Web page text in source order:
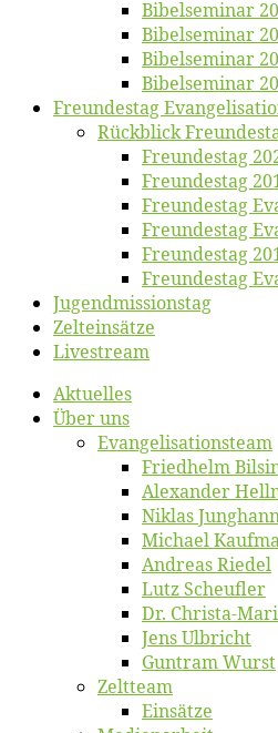
Bi­bel­se­mi­nar
Bi­bel­se­mi­nar
Bibelsemi­nar
Bibelsemi­nar
Freun­des­tag
Rück­blick
Freun­des­tag
Freun­des­tag
Freun­des­tag
Freun­des­tag
Freun­des­tag
Freun­des­tag
Jugend­mis­sions­tag
Zelt­ein­sät­ze
Live­stream
Ak­tu­el­les
Über uns
Evangelisa­tions­team
Fried­helm
Alex­an­der
Ni­klas
Mi­cha­el
An­dre­as Riedel
Lutz Scheuf­ler
Dr. Chris­­ta-
Jens Ulb­richt
Gun­tram Wurst
Zelt­team
Ein­sät­ze